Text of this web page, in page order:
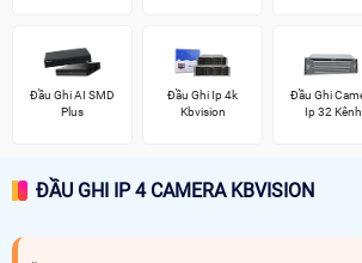
Đầu Ghi AI SMD
Plus
Đầu Ghi Ip 4k
Kbvision
Đầu Ghi Camera
Ip 32 Kênh
ĐẦU GHI IP 4 CAMERA KBVISION